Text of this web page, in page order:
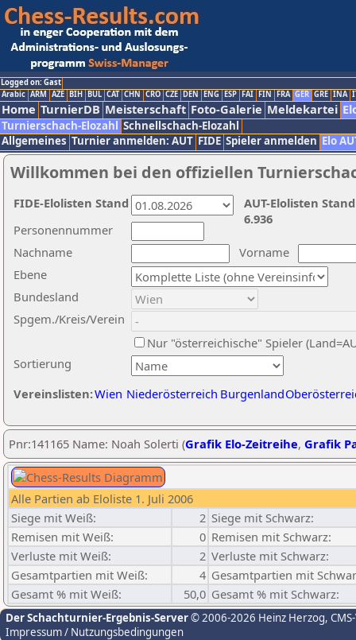
Logged on: Gast
Arabic ARM AZE BIH BUL CAT CHN CRO CZE DEN ENG ESP FAI FIN FRA GER GRE INA
Home TurnierDB Meisterschaft Foto-Galerie Meldekartei
Turnierschach-Elozahl Schnellschach-Elozahl
Allgemeines Turnier anmelden: AUT FIDE Spieler anmelden Elo
Willkommen bei den offiziellen
Nachname
Vorname
Ebene
Sortierung
Personennummer
Bundesland
Spgem./Kreis/Verein
Nur "österreichische" Spieler
Vereinslisten:Wien Niederösterreich Burgenland
AUT-Elolisten
6.936
FIDE-Elolisten Stand
Pnr:141165 Name: Noah Solerti (Grafik Elo-Zeitreihe, Grafik
Alle Partien ab Eloliste 1. Juli 2006
Siege mit Weiß:
2 Siege mit Schwarz:
Remisen mit Weiß:
0 Remisen mit Schwarz:
Verluste mit Weiß:
2 Verluste mit Schwarz:
Gesamtpartien mit Weiß:
4 Gesamtpartien mit
Gesamt % mit Weiß:
50,0 Gesamt % mit Schwarz:
Der Schachturnier-Ergebnis-Server© 2006-2026 Heinz Herzog,
Impressum / Nutzungsbedingungen